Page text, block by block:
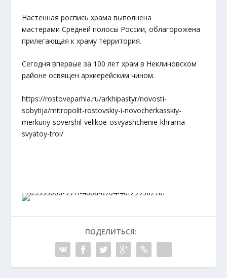
Настенная роспись храма выполнена
мастерами Средней полосы России, облагорожена
прилегающая к храму территория.
Сегодня впервые за 100 лет храм в Неклиновском
районе освящен архиерейским чином.
https://rostoveparhia.ru/arkhipastyr/novosti-
sobytija/mitropolit-rostovskiy-i-novocherkasskiy-
merkuriy-sovershil-velikoe-osvyashchenie-khrama-
svyatoy-troi/
ПОДЕЛИТЬСЯ: